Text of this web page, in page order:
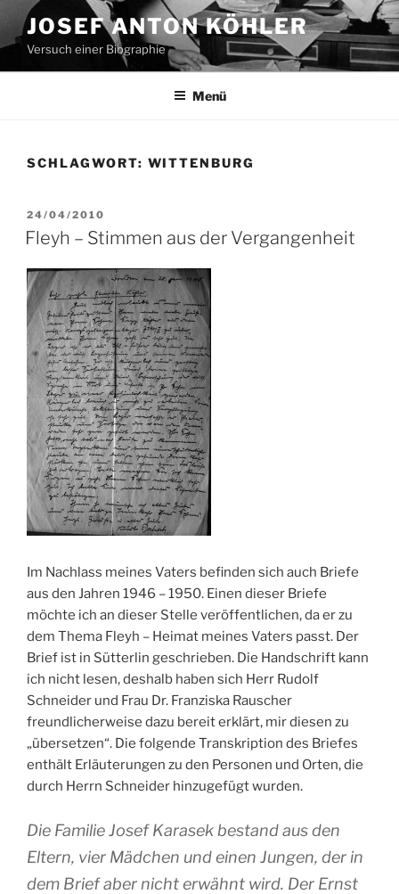
Inhalt
springen
JOSEF ANTON KÖHLER
Versuch einer Biographie
Menü
SCHLAGWORT: WITTENBURG
VERÖFFENTLICHT
AM
24/04/2010
Fleyh – Stimmen aus der Vergangenheit
Im Nachlass meines Vaters befinden sich auch Briefe
aus den Jahren 1946 – 1950. Einen dieser Briefe
möchte ich an dieser Stelle veröffentlichen, da er zu
dem Thema Fleyh – Heimat meines Vaters passt. Der
Brief ist in Sütterlin geschrieben. Die Handschrift kann
ich nicht lesen, deshalb haben sich Herr Rudolf
Schneider und Frau Dr. Franziska Rauscher
freundlicherweise dazu bereit erklärt, mir diesen zu
„übersetzen“. Die folgende Transkription des Briefes
enthält Erläuterungen zu den Personen und Orten, die
durch Herrn Schneider hinzugefügt wurden.
Die Familie Josef Karasek bestand aus den
Eltern, vier Mädchen und einen Jungen, der in
dem Brief aber nicht erwähnt wird. Der Ernst